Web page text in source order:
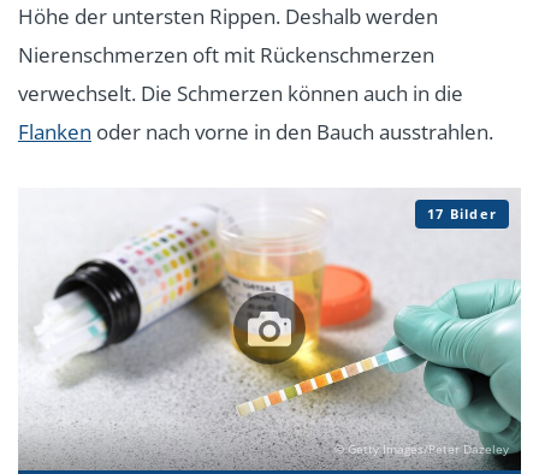
Höhe der untersten Rippen. Deshalb werden
Nierenschmerzen oft mit Rückenschmerzen
verwechselt. Die Schmerzen können auch in die
Flanken oder nach vorne in den Bauch ausstrahlen.
© Getty Images/Peter Dazeley
17 Bilder